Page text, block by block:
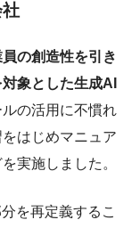
の創造性を引き
象とした生成AI
の活用に不慣れ
はじめマニュア
実施しました。
を再定義するこ